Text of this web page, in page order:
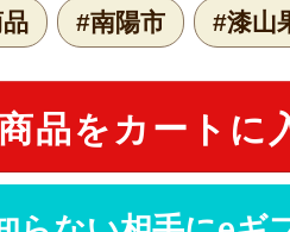
#南陽市 #漆山
品をカートに